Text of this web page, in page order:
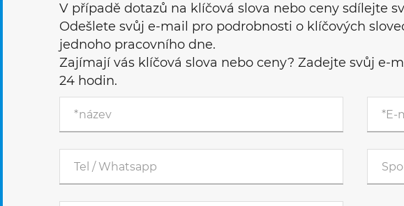
V případě dotazů na klíčová slova nebo ceny sdílejte
Odešlete svůj e-mail pro podrobnosti o klíčových
jednoho pracovního dne.
Zajímají vás klíčová slova nebo ceny? Zadejte svůj e-
24 hodin.